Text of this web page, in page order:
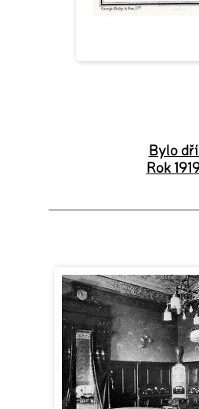
Bylo
Rok